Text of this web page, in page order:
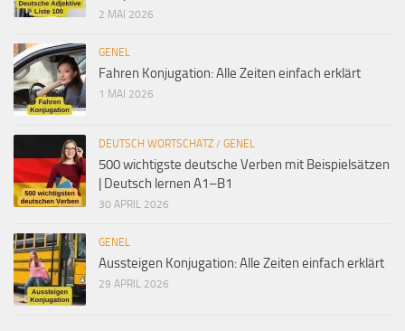
2 MAI 2026
GENEL
Fahren Konjugation: Alle Zeiten einfach erklärt
1 MAI 2026
DEUTSCH WORTSCHATZ / GENEL
500 wichtigste deutsche Verben mit Beispielsätzen
| Deutsch lernen A1–B1
30 APRIL 2026
GENEL
Aussteigen Konjugation: Alle Zeiten einfach erklärt
29 APRIL 2026